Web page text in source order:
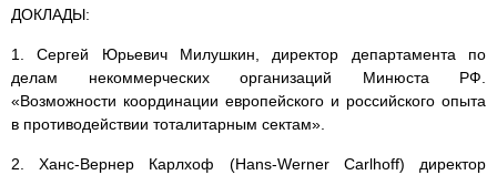
ДОКЛАДЫ:
1. Сергей Юрьевич Милушкин, директор департамента по
делам некоммерческих организаций Минюста РФ.
«Возможности координации европейского и российского опыта
в противодействии тоталитарным сектам».
2. Ханс-Вернер Карлхоф (Hans-Werner Carlhoff) директор